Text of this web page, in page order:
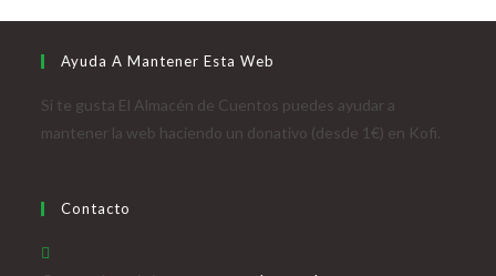
Ayuda A Mantener Esta Web
Si te gusta El Almacén de Cuentos puedes ayudar a
mantener la web haciendo un donativo (desde 1€) en Kofi.
Contacto